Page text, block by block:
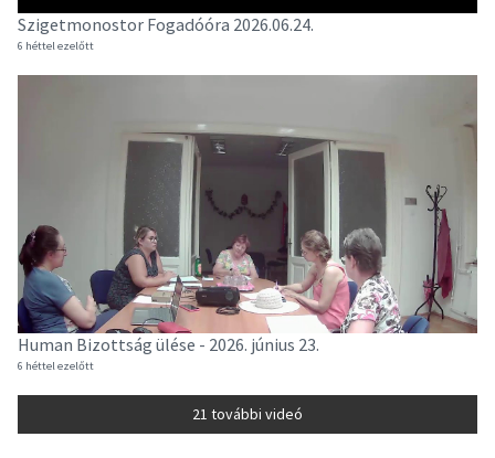
Szigetmonostor Fogadóóra 2026.06.24.
6 héttel ezelőtt
Human Bizottság ülése - 2026. június 23.
6 héttel ezelőtt
21 további videó